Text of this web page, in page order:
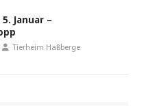
Januar –
Tierheim Haßberge